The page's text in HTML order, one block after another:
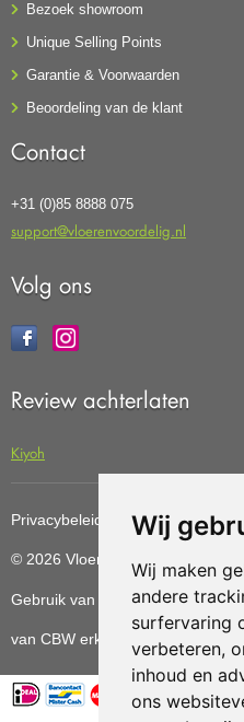
Wij
Wij maken
andere
surfervaring
verbeteren,
inhoud en
ons
Bezoek showroom
Unique Selling Points
Garantie & Voorwaarden
Beoordeling van de klant
Contact
+31 (0)85 8888 075
support@vloerenvoordelig.nl
Volg ons
Review achterlaten
Kiyoh
Privacybeleid Cookiebeleid
© 2026 Vloerenvoordelig Deze
Gebruik van deze site betekent
van CBW erkende woonwinkels